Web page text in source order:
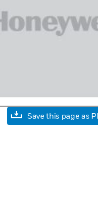
Save this page as